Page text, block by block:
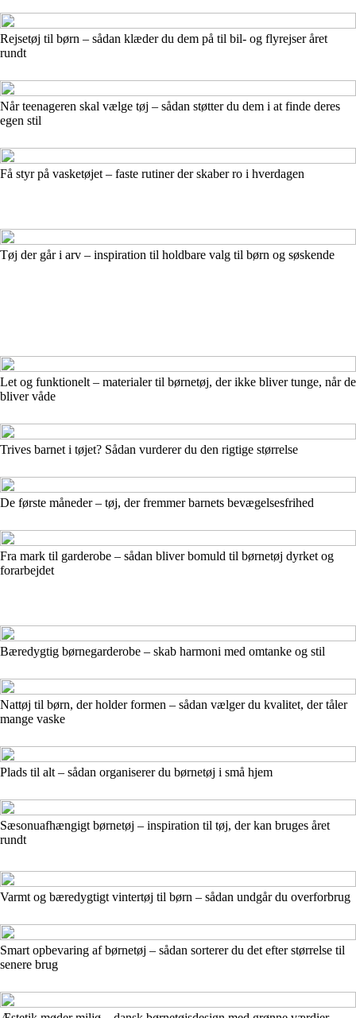
Rejsetøj til børn – sådan klæder du dem på til bil- og flyrejser året
rundt
Når teenageren skal vælge tøj – sådan støtter du dem i at finde deres
egen stil
Få styr på vasketøjet – faste rutiner der skaber ro i hverdagen
Tøj der går i arv – inspiration til holdbare valg til børn og søskende
Let og funktionelt – materialer til børnetøj, der ikke bliver tunge, når de
bliver våde
Trives barnet i tøjet? Sådan vurderer du den rigtige størrelse
De første måneder – tøj, der fremmer barnets bevægelsesfrihed
Fra mark til garderobe – sådan bliver bomuld til børnetøj dyrket og
forarbejdet
Bæredygtig børnegarderobe – skab harmoni med omtanke og stil
Nattøj til børn, der holder formen – sådan vælger du kvalitet, der tåler
mange vaske
Plads til alt – sådan organiserer du børnetøj i små hjem
Sæsonuafhængigt børnetøj – inspiration til tøj, der kan bruges året
rundt
Varmt og bæredygtigt vintertøj til børn – sådan undgår du overforbrug
Smart opbevaring af børnetøj – sådan sorterer du det efter størrelse til
senere brug